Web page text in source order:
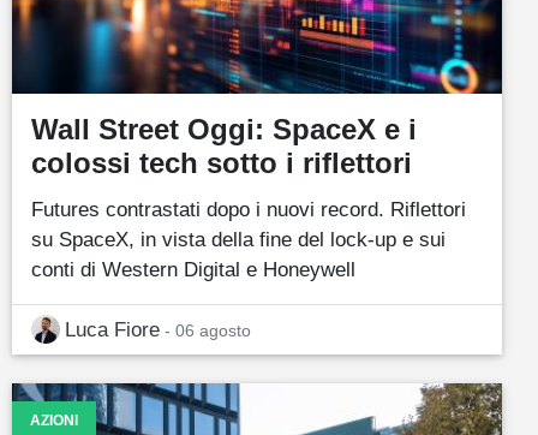
Wall Street Oggi: SpaceX e i
colossi tech sotto i riflettori
Futures contrastati dopo i nuovi record. Riflettori
su SpaceX, in vista della fine del lock-up e sui
conti di Western Digital e Honeywell
Luca Fiore - 06 agosto
AZIONI